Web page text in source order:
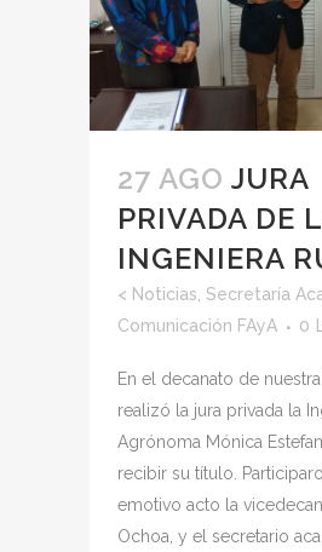
27 AGO JURA
PRIVADA DE
INGENIERA
< Noticias, Secretaría
Comunicación FAyA
0
En el decanato de
realizó la jura privada la
Agrónoma Mónica
recibir su título.
emotivo acto la
Ochoa, y el secretario